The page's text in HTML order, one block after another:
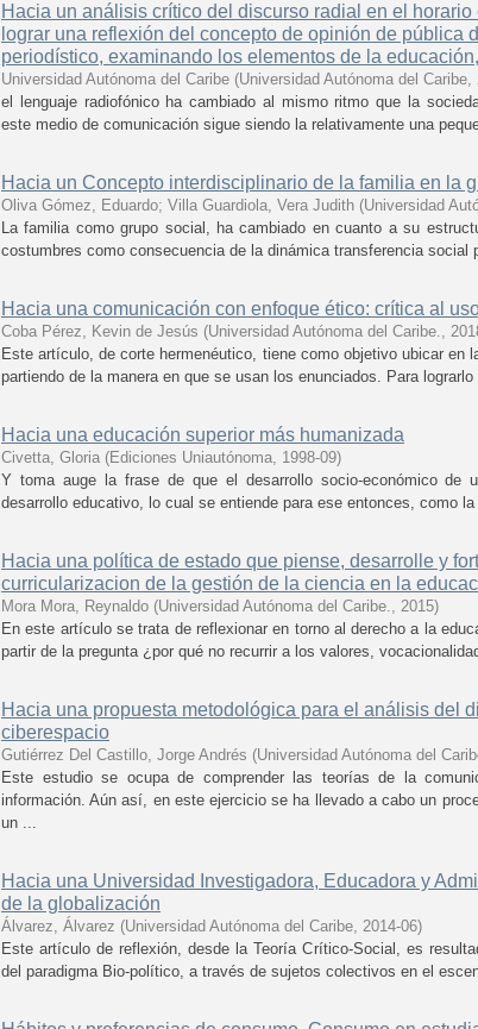
Hacia un análisis crítico del discurso radial en el
lograr una reflexión del concepto de opinión de pública
periodístico, examinando los elementos de la
Universidad Autónoma del Caribe (Universidad Autónoma del Caribe,
el lenguaje radiofónico ha cambiado al mismo ritmo que la
este medio de comunicación sigue siendo la relativamente una
Hacia un Concepto interdisciplinario de la familia en la
Oliva Gómez, Eduardo; Villa Guardiola, Vera Judith (Universidad
La familia como grupo social, ha cambiado en cuanto a su
costumbres como consecuencia de la dinámica transferencia
Hacia una comunicación con enfoque ético: crítica al
Coba Pérez, Kevin de Jesús (Universidad Autónoma del Caribe.,
Este artículo, de corte hermenéutico, tiene como objetivo ubicar en
partiendo de la manera en que se usan los enunciados. Para
Hacia una educación superior más humanizada
Civetta, Gloria (Ediciones Uniautónoma, 1998-09)
Y toma auge la frase de que el desarrollo socio-económico de
desarrollo educativo, lo cual se entiende para ese entonces, como
Hacia una política de estado que piense, desarrolle y
curricularizacion de la gestión de la ciencia en la
Mora Mora, Reynaldo (Universidad Autónoma del Caribe., 2015)
En este artículo se trata de reflexionar en torno al derecho a la
partir de la pregunta ¿por qué no recurrir a los valores,
Hacia una propuesta metodológica para el análisis del
ciberespacio
Gutiérrez Del Castillo, Jorge Andrés (Universidad Autónoma del
Este estudio se ocupa de comprender las teorías de la
información. Aún así, en este ejercicio se ha llevado a cabo un
un ...
Hacia una Universidad Investigadora, Educadora y
de la globalización
Álvarez, Álvarez (Universidad Autónoma del Caribe, 2014-06)
Este artículo de reflexión, desde la Teoría Crítico-Social, es
del paradigma Bio-político, a través de sujetos colectivos en el